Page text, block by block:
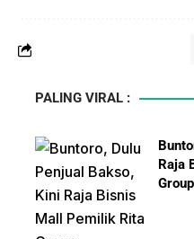
PALING VIRAL :
Raja
Group